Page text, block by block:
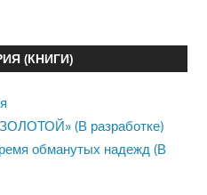
(КНИГИ)
(В разработке)
обманутых надежд (В